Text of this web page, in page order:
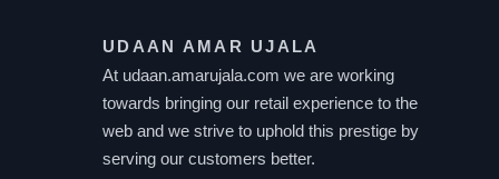
UDAAN AMAR UJALA
At udaan.amarujala.com we are working
towards bringing our retail experience to the
web and we strive to uphold this prestige by
serving our customers better.